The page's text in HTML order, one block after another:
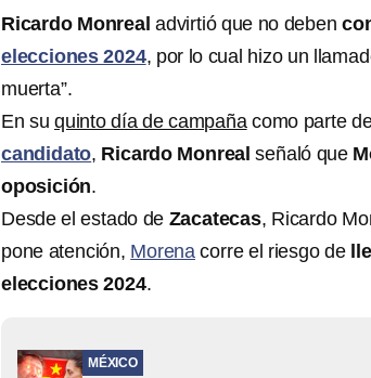
Ricardo Monreal advirtió que no deben
elecciones 2024, por lo cual hizo un
muerta”.
En su quinto día de campañacomo parte
candidato, Ricardo Monreal señaló que
oposición.
Desde el estado de Zacatecas, Ricardo
pone atención, Morena corre el riesgo de
elecciones 2024.
MÉXICO